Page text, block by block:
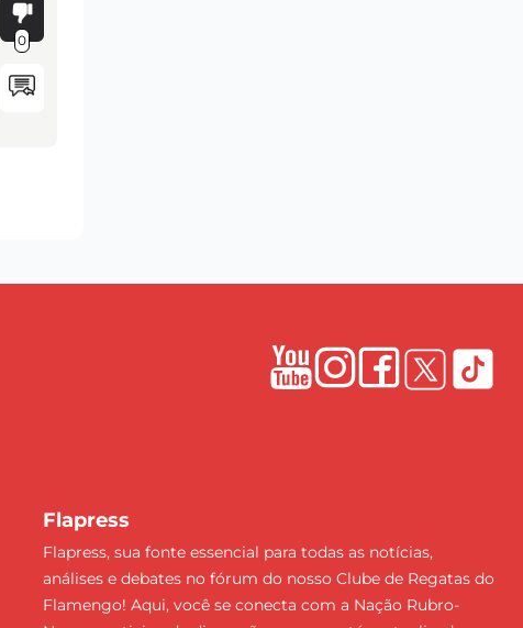
0
Flapress
Flapress, sua fonte essencial para todas as notícias,
análises e debates no fórum do nosso Clube de Regatas do
Flamengo! Aqui, você se conecta com a Nação Rubro-